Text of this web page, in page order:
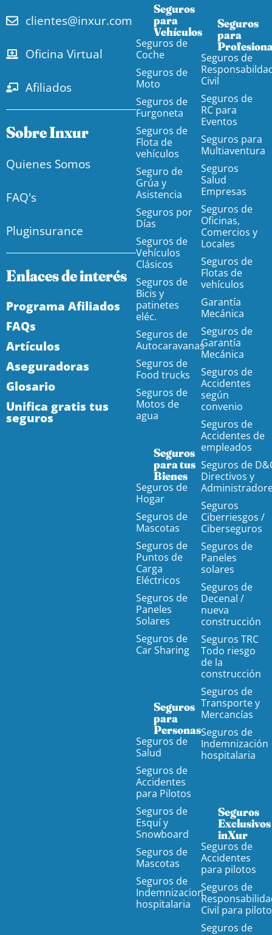
clientes@inxur.com
Oficina Virtual
Afiliados
Sobre Inxur
Quienes Somos
FAQ's
Pluginsurance
Enlaces de interés
Programa Afiliados
FAQs
Artículos
Aseguradoras
Glosario
Unifica gratis tus
seguros
Seguros
para
Vehículos​
Seguros de
Coche
Seguros de
Moto
Seguros de
Furgoneta
Seguros de
Flota de
vehículos
Seguro de
Grúa y
Asistencia
Seguros por
Días
Seguros de
Vehículos
Clásicos
Seguros de
Bicis y
patinetes
eléc.
Seguros de
Autocaravanas
Seguros de
Food trucks
Seguros de
Motos de
agua
Seguros
para tus
Bienes
Seguros de
Hogar
Seguros de
Mascotas
Seguros de
Puntos de
Carga
Eléctricos
Seguros de
Paneles
Solares
Seguros de
Car Sharing
Seguros
para
Personas
Seguros de
Salud
Seguros de
Accidentes
para Pilotos
Seguros de
Esquí y
Snowboard
Seguros de
Mascotas
Seguros de
Indemnizacion
hospitalaria
Seguros
para
Seguros de
Civil
Seguros de
RC para
Eventos
Seguros para
Multiaventura
Seguros
Salud
Empresas
Seguros de
Oficinas,
Comercios y
Locales
Seguros de
Flotas de
vehículos
Garantía
Mecánica
Seguros de
Garantía
Mecánica
Seguros de
Accidentes
según
convenio
Seguros de
Accidentes de
empleados
Seguros de
Directivos y
Seguros
Ciberriesgos /
Ciberseguros
Seguros de
Paneles
solares
Seguros de
Decenal /
nueva
construcción
Seguros TRC
Todo riesgo
de la
construcción
Seguros de
Transporte y
Mercancías
Seguros de
Indemnización
hospitalaria
Seguros
Exclusivos
inXur
Seguros de
Accidentes
para pilotos
Seguros de
Civil para
Seguros de